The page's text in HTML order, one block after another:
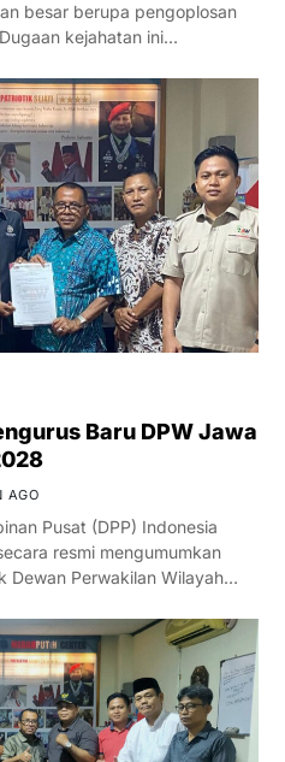
besar berupa pengoplosan
kejahatan ini…
Baru DPW Jawa
AGO
Pusat (DPP) Indonesia
resmi mengumumkan
Dewan Perwakilan Wilayah…